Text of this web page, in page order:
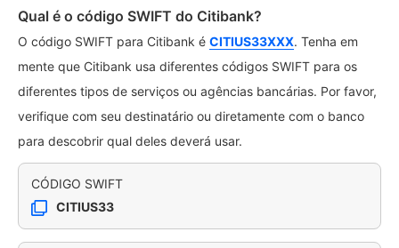
Qual é o código SWIFT do Citibank?
O código SWIFT para Citibank é CITIUS33XXX. Tenha em
mente que Citibank usa diferentes códigos SWIFT para os
diferentes tipos de serviços ou agências bancárias. Por favor,
verifique com seu destinatário ou diretamente com o banco
para descobrir qual deles deverá usar.
CÓDIGO SWIFT
CITIUS33